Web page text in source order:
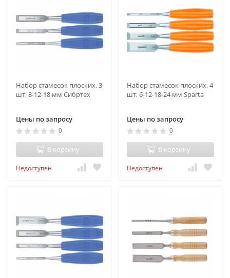
Набор стамесок плоских, 3
шт, 8-12-18 мм Сибртех
Цены по запросу
0
В корзину
Недоступен
Набор стамесок плоских, 4
шт, 6-12-18-24 мм Sparta
Цены по запросу
0
В корзину
Недоступен